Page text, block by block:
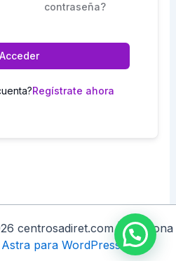
contraseña?
Acceder
Regístrate ahora
centrosadiret.com | Funciona
Astra para WordPress